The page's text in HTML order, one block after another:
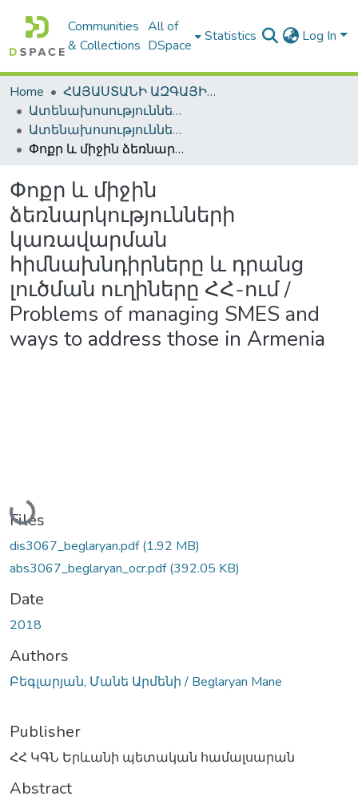
Communities
& Collections
All of
DSpace
Statistics Log In
Home
ՀԱՅԱՍՏԱՆԻ ԱԶԳԱՅԻՆ ԳՐԱԴԱՐԱՆԻ ԹՎԱՅԻՆ ՊԱՀՈՑ / DIGITAL REPOSITORY OF NLA
Ատենախոսություններ և սեղմագրեր / Theses & Abstracts
Ատենախոսություններ և սեղմագրեր / Theses & Abstracts
Փոքր և միջին ձեռնարկությունների կառավարման հիմնախնդիրները և դրանց լուծման ուղիները ՀՀ-ում / Problems of managing SMES and ways tо address those in Armenia
Փոքր և միջին
ձեռնարկությունների
կառավարման
հիմնախնդիրները և դրանց
լուծման ուղիները ՀՀ-ում /
Problems of managing SMES and
ways tо address those in Armenia
Loading...
Files
dis3067_beglaryan.pdf(1.92 MB)
abs3067_beglaryan_ocr.pdf(392.05 KB)
Date
2018
Authors
Բեգլարյան, Մանե Արմենի / Beglaryan Mane
Publisher
ՀՀ ԿԳՆ Երևանի պետական համալսարան
Abstract